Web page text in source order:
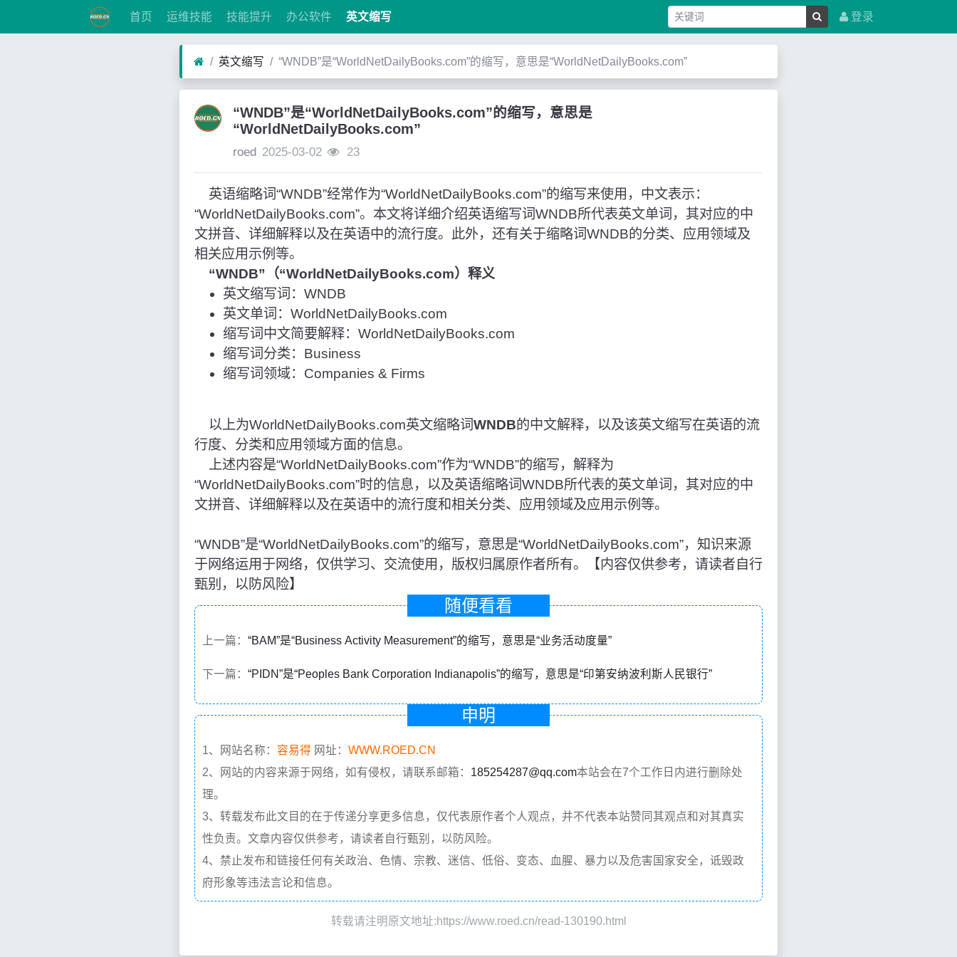
首页 运维技能 技能提升 办公软件 英文缩写 登录
英文缩写 “WNDB”是“WorldNetDailyBooks.com”的缩写，意思是“WorldNetDailyBooks.com”
“WNDB”是“WorldNetDailyBooks.com”的缩写，意思是
“WorldNetDailyBooks.com”
roed 2025-03-02 23
英语缩略词“WNDB”经常作为“WorldNetDailyBooks.com”的缩写来使用，中文表示：
“WorldNetDailyBooks.com”。本文将详细介绍英语缩写词WNDB所代表英文单词，其对应的中
文拼音、详细解释以及在英语中的流行度。此外，还有关于缩略词WNDB的分类、应用领域及
相关应用示例等。
“WNDB”（“WorldNetDailyBooks.com）释义
英文缩写词：WNDB
英文单词：WorldNetDailyBooks.com
缩写词中文简要解释：WorldNetDailyBooks.com
缩写词分类：Business
缩写词领域：Companies & Firms
以上为WorldNetDailyBooks.com英文缩略词WNDB的中文解释，以及该英文缩写在英语的流
行度、分类和应用领域方面的信息。
上述内容是“WorldNetDailyBooks.com”作为“WNDB”的缩写，解释为
“WorldNetDailyBooks.com”时的信息，以及英语缩略词WNDB所代表的英文单词，其对应的中
文拼音、详细解释以及在英语中的流行度和相关分类、应用领域及应用示例等。
“WNDB”是“WorldNetDailyBooks.com”的缩写，意思是“WorldNetDailyBooks.com”，知识来源
于网络运用于网络，仅供学习、交流使用，版权归属原作者所有。【内容仅供参考，请读者自行
甄别，以防风险】
随便看看
上一篇： “BAM”是“Business Activity Measurement”的缩写，意思是“业务活动度量”
下一篇： “PIDN”是“Peoples Bank Corporation Indianapolis”的缩写，意思是“印第安纳波利斯人民银行”
申明
1、网站名称： 容易得 网址： WWW.ROED.CN
2、网站的内容来源于网络，如有侵权，请联系邮箱： 185254287@qq.com本站会在7个工作日内进行删除处
理。
3、转载发布此文目的在于传递分享更多信息，仅代表原作者个人观点，并不代表本站赞同其观点和对其真实
性负责。文章内容仅供参考，请读者自行甄别，以防风险。
4、禁止发布和链接任何有关政治、色情、宗教、迷信、低俗、变态、血腥、暴力以及危害国家安全，诋毁政
府形象等违法言论和信息。
转载请注明原文地址:https://www.roed.cn/read-130190.html